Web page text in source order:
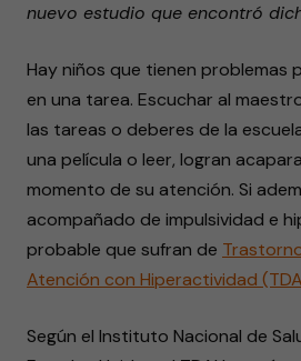
nuevo estudio que encontró
Hay niños que tienen problemas
en una tarea. Escuchar al
las tareas o deberes de la
una película o leer, logran
momento de su atención. Si
acompañado de impulsividad e
probable que sufran de
Atención con Hiperactividad
Según el Instituto Nacional de